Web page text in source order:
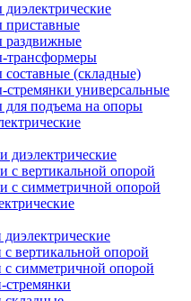
приставные
раздвижные
трансформеры
(складные)
универсальные
подъема на опоры
диэлектрические
с вертикальной опорой
с симметричной опорой
вертикальной опорой
симметричной опорой